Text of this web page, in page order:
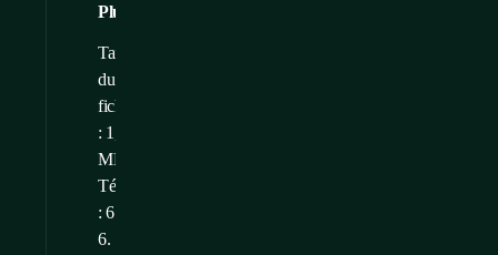
Plus
Taille
du
fichier
: 1,72
MB
Téléchargé
: 6.
6.